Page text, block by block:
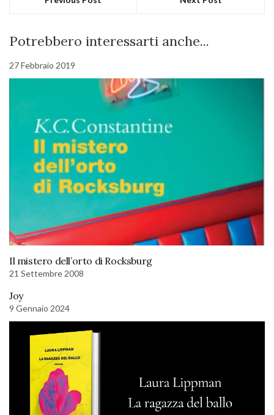
Potrebbero interessarti anche...
27 Febbraio 2019
Il mistero dell’orto di Rocksburg
21 Settembre 2008
Joy
9 Gennaio 2024